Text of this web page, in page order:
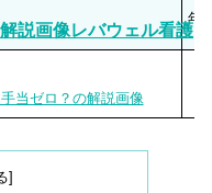
レバウェル看護
年